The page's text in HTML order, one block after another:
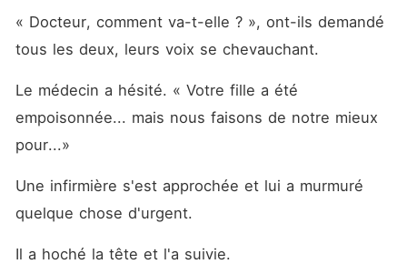
« Docteur, comment va-t-elle ? », ont-ils demandé
tous les deux, leurs voix se chevauchant.
Le médecin a hésité. « Votre fille a été
empoisonnée... mais nous faisons de notre mieux
pour...»
Une infirmière s'est approchée et lui a murmuré
quelque chose d'urgent.
Il a hoché la tête et l'a suivie.